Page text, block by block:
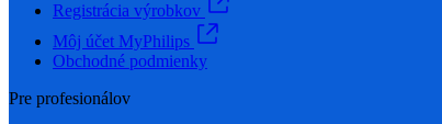
Registrácia výrobkov
Môj účet MyPhilips
Obchodné podmienky
Pre profesionálov